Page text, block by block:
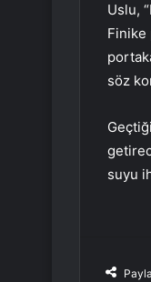
Uslu,
Finike
söz
suyu